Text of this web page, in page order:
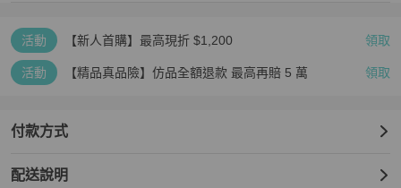
✅模特兒穿著照僅供參考，實際穿著效果請參考尺寸表與自身體型搭
配選購。
✅商品皆為全新，出貨前皆經人工檢查與包裝，請安心選購。
活動 【新人首購】最高現折 $1,200 領取
活動 【精品真品險】仿品全額退款 最高再賠 5 萬 領取
付款方式
配送說明